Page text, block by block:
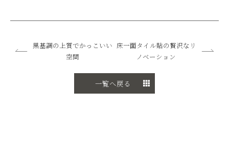
黒基調の上質でかっこいい
空間
一覧へ戻る
床一面タイル貼の贅沢なリ
ノベーション